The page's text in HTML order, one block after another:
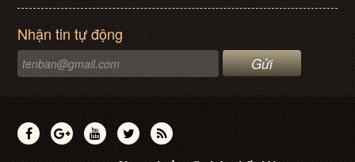
Nhận tin tự động